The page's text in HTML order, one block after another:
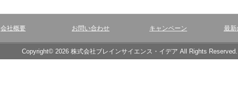
会社概要 お問い合わせ キャンペーン 最新
Copyright© 2026 株式会社ブレインサイエンス・イデア All Rights Reserved.